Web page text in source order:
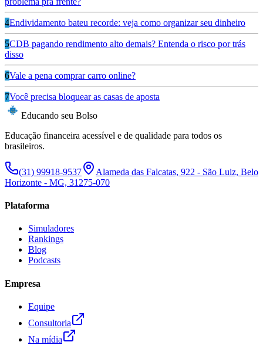
4Endividamento bateu recorde: veja como organizar seu dinheiro
5CDB pagando rendimento alto demais? Entenda o risco por trás
disso
6Vale a pena comprar carro online?
7Você precisa bloquear as casas de aposta
Educando seu Bolso
Educação financeira acessível e de qualidade para todos os
brasileiros.
(31) 99918-9537
Alameda das Falcatas, 922 - São Luiz, Belo
Horizonte - MG, 31275-070
Plataforma
Simuladores
Rankings
Blog
Podcasts
Empresa
Equipe
Consultoria
Na mídia